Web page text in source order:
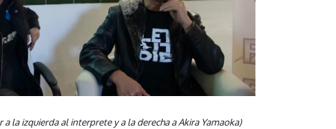
a la izquierda al interprete y a la derecha a Akira Yamaoka)